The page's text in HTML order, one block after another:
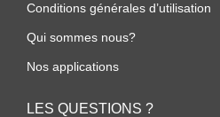
Conditions générales d’utilisation
Qui sommes nous?
Nos applications
LES QUESTIONS ?